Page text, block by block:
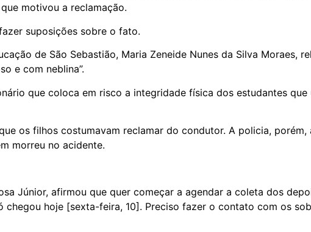
motivou a reclamação.
suposições sobre o fato.
de São Sebastião, Maria Zeneide Nunes da Silva Moraes,
e com neblina”.
que coloca em risco a integridade física dos estudantes
os filhos costumavam reclamar do condutor. A policia,
morreu no acidente.
Júnior, afirmou que quer começar a agendar a coleta dos
chegou hoje [sexta-feira, 10]. Preciso fazer o contato com os